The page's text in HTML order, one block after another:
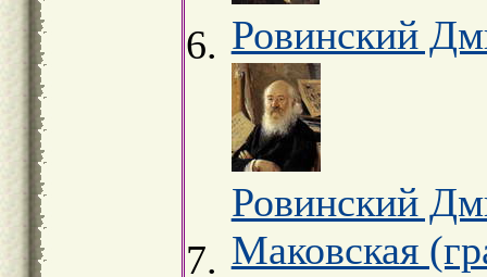
Ровинский
Ровинский
Маковская